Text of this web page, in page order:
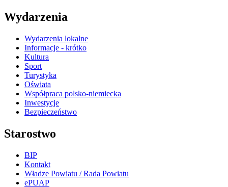
Wydarzenia
Wydarzenia lokalne
Informacje - krótko
Kultura
Sport
Turystyka
Oświata
Współpraca polsko-niemiecka
Inwestycje
Bezpieczeństwo
Starostwo
BIP
Kontakt
Władze Powiatu / Rada Powiatu
ePUAP